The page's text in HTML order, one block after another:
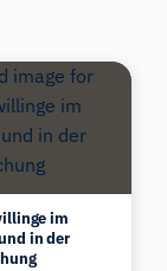
im
in der